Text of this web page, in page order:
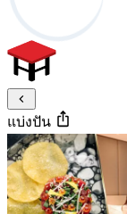
แบ่งปัน